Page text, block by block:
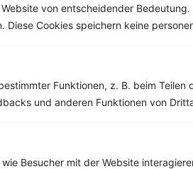
von entscheidender Bedeutung.
Cookies speichern keine
Funktionen, z. B. beim Teilen
und anderen Funktionen von
Besucher mit der Website
Johannisbeer-Sahne-Joghurt
Kohlehydrate:29 g